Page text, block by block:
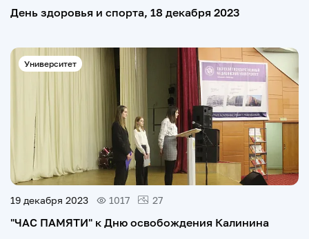
День здоровья и спорта, 18 декабря 2023
Университет
19 декабря 2023 1017 27
"ЧАС ПАМЯТИ" к Дню освобождения Калинина